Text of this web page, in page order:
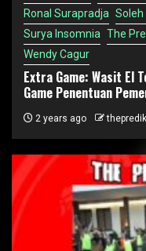
Ronal Surapradja Soleh
Surya Insomnia The
Wendy Cagur
Extra Game: Wasit El
Game Penentuan
2 years ago